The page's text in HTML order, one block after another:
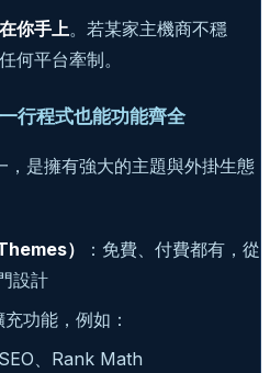
你手上。若某家主機商不穩
何平台牽制。
行程式也能功能齊全
是擁有強大的主題與外掛生態
）
：免費、付費都有，從
設計
充功能，例如：
、Rank Math